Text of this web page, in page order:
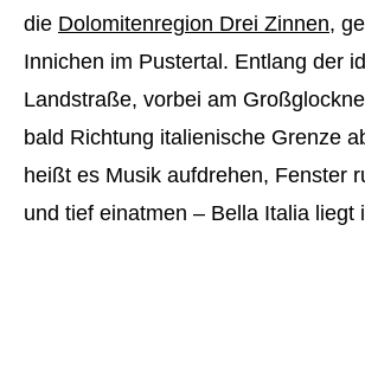
die Dolomitenregion Drei Zinnen,
Innichen im Pustertal. Entlang der
Landstraße, vorbei am
bald Richtung italienische Grenze
heißt es Musik aufdrehen, Fenster
und tief einatmen – Bella Italia liegt